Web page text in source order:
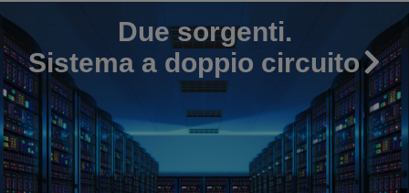
Due sorgenti.
Sistema a doppio circuito